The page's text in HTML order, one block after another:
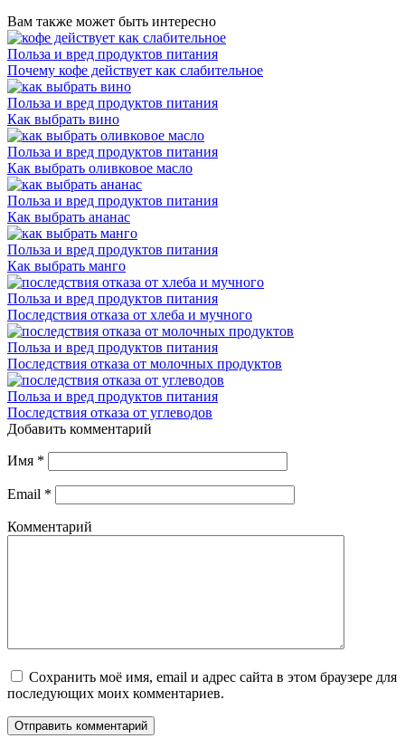
Вам также может быть интересно
Польза и вред продуктов питания
Почему кофе действует как слабительное
Польза и вред продуктов питания
Как выбрать вино
Польза и вред продуктов питания
Как выбрать оливковое масло
Польза и вред продуктов питания
Как выбрать ананас
Польза и вред продуктов питания
Как выбрать манго
Польза и вред продуктов питания
Последствия отказа от хлеба и мучного
Польза и вред продуктов питания
Последствия отказа от молочных продуктов
Польза и вред продуктов питания
Последствия отказа от углеводов
Добавить комментарий
Имя *
Email *
Комментарий
Сохранить моё имя, email и адрес сайта в этом браузере для
последующих моих комментариев.